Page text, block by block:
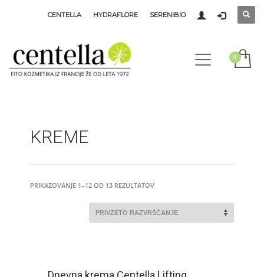
CENTELLA HYDRAFLORE SERENIBIO
KREME
PRIKAZOVANJE 1–12 OD 13 REZULTATOV